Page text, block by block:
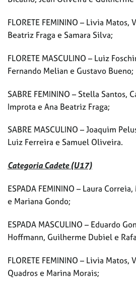
FLORETE FEMININO – Livia Matos,
Beatriz Fraga e Samara Silva;
FLORETE MASCULINO – Luiz
Fernando Melian e Gustavo Bueno;
SABRE FEMININO – Stella Santos,
Improta e Ana Beatriz Fraga;
SABRE MASCULINO – Joaquim
Luiz Ferreira e Samuel Oliveira.
Categoria Cadete (U17)
ESPADA FEMININO – Laura
e Mariana Gondo;
ESPADA MASCULINO – Eduardo
Hoffmann, Guilherme Dubiel e
FLORETE FEMININO – Livia Matos,
Quadros e Marina Morais;